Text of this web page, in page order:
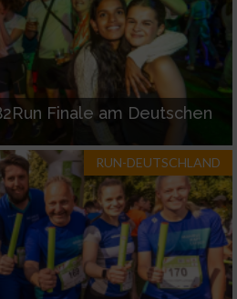
Finale am Deutschen
RUN-DEUTSCHLAND